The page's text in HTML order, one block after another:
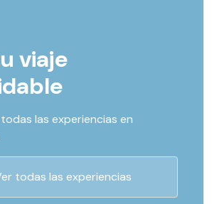
viaje
las experiencias en
todas las experiencias